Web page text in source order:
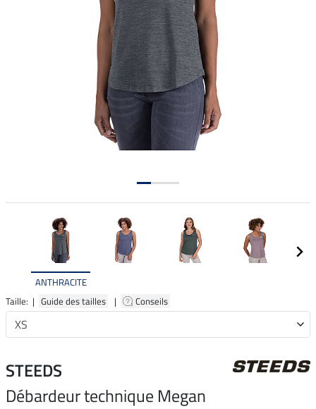
ANTHRACITE
Taille: | Guide des tailles | Conseils
STEEDS
Débardeur technique Megan